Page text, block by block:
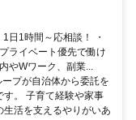
日1時間～応相談！ ・
ライベート優先で働け
Wワーク、副業...
プが自治体から委託を
。 子育て経験や家事
活を支えるやりがいあ